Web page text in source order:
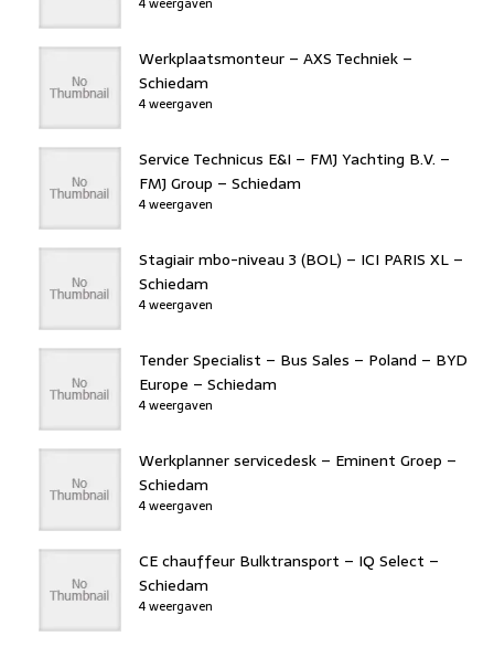
Werkplaatsmonteur – AXS Techniek –
Schiedam
4 weergaven
Service Technicus E&I – FMJ Yachting B.V. –
FMJ Group – Schiedam
4 weergaven
Stagiair mbo-niveau 3 (BOL) – ICI PARIS XL –
Schiedam
4 weergaven
Tender Specialist – Bus Sales – Poland – BYD
Europe – Schiedam
4 weergaven
Werkplanner servicedesk – Eminent Groep –
Schiedam
4 weergaven
CE chauffeur Bulktransport – IQ Select –
Schiedam
4 weergaven